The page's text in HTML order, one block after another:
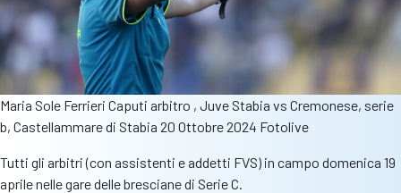
Maria Sole Ferrieri Caputi arbitro , Juve Stabia vs Cremonese, serie
b, Castellammare di Stabia 20 Ottobre 2024 Fotolive
Tutti gli arbitri (con assistenti e addetti FVS) in campo domenica 19
aprile nelle gare delle bresciane di Serie C.